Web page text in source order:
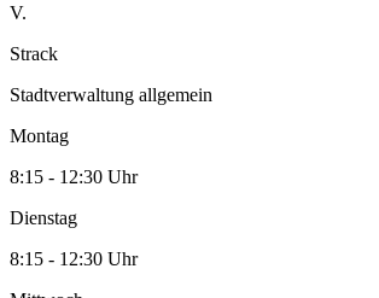
V.
Strack
Stadtverwaltung allgemein
Montag
8:15 - 12:30 Uhr
Dienstag
8:15 - 12:30 Uhr